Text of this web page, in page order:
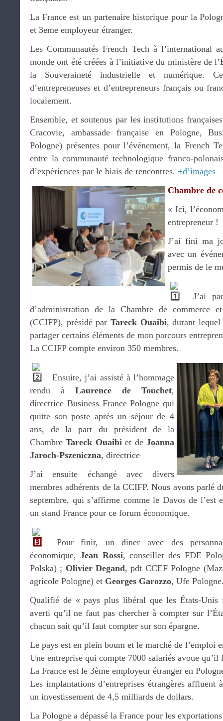
La France est un partenaire historique pour la
et 3eme employeur étranger.
Les Communautés French Tech à l’international
monde ont été créées à l’initiative du ministère de
la Souveraineté industrielle et numérique.
d’entrepreneuses et d’entrepreneurs français ou
localement.
Ensemble, et soutenus par les institutions
Cracovie, ambassade française en Pologne,
Pologne) présentes pour l’événement, la French
entre la communauté technologique franco-
d’expériences par le biais de rencontres. +d’images
Chambre de
« Ici,
entrepreneur !
J’ai fini ma
avec un
permis de le
J’ai
d’administration de la Chambre de commerce
(CCIFP), présidé par Tareck Ouaibi, durant lequel
partager certains éléments de mon parcours
La CCIFP compte environ 350 membres.
Ensuite, j’ai assisté à l’hommage
rendu à Laurence de Touchet,
directrice Business France Pologne qui
quitte son poste après un séjour de 4
ans, de la part du président de la
ChambreTareck Ouaibiet deJoanna
Jaroch-Pszeniczna, directrice
J’ai ensuite échangé avec divers
membres adhérents de la CCIFP. Nous avons parlé
septembre, qui s’affirme comme le Davos de l’est
un stand France pour ce forum économique.
Pour finir, un diner avec des
économique,Jean Rossi, conseiller des FDE
Polska) ; Olivier Degand, pdt CCEF Pologne
agricole Pologne) et Georges Garozzo, Ufe
Qualifié de « pays plus libéral que les États-Unis
averti qu’il ne faut pas chercher à compter sur
chacun sait qu’il faut compter sur son épargne.
Le pays est en plein boum et le marché de l’emploi
Une entreprise qui compte 7000 salariés avoue
La France est le 3ème employeur étranger en
Les implantations d’entreprises étrangères affluent
un investissement de 4,5 milliards de dollars.
La Pologne a dépassé la France pour les